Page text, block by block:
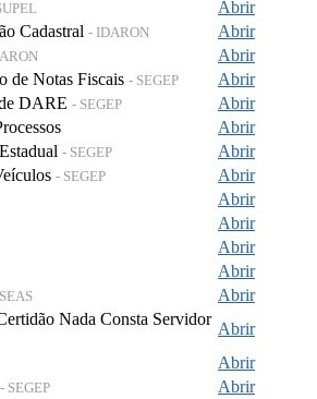
Abrir
Cadastral - IDARON
Abrir
Abrir
de Notas Fiscais - SEGEP
Abrir
DARE - SEGEP
Abrir
Abrir
- SEGEP
Abrir
- SEGEP
Abrir
Abrir
Abrir
Abrir
Abrir
Abrir
Nada Consta Servidor
Abrir
Abrir
- SEGEP
Abrir